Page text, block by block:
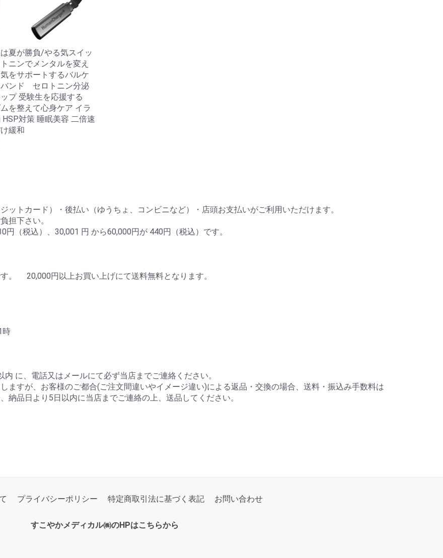
は夏が勝負/やる気スイッ
ニンでメンタルを変え
をサポートするバルケ
バンド セロトニン分泌
プ 受験生を応援する
を整えて心身ケア イラ
HSP対策 睡眠美容 二倍速
緩和
ットカード）・後払い（ゆうちょ、コンビニなど）・店頭お支払いがご利用いただけます。
担下さい。
（税込）、30,001 円 から60,000円が 440円（税込）です。
。 20,000円以上お買い上げにて送料無料となります。
時
に、電話又はメールにて必ず当店までご連絡ください。
ますが、お客様のご都合(ご注文間違いやイメージ違い)による返品・交換の場合、送料・振込み手数料は
納品日より5日以内に当店までご連絡の上、送品してください。
プライバシーポリシー 特定商取引法に基づく表記 お問い合わせ
すこやかメディカル㈱のHPはこちらから